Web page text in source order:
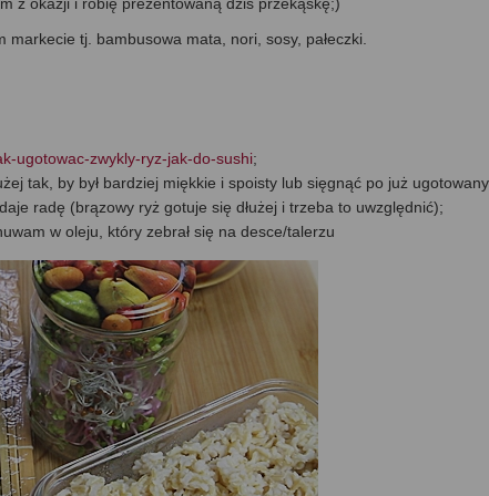
z okazji i robię prezentowaną dziś przekąskę;)
tj. bambusowa mata, nori, sosy, pałeczki.
ugotowac-zwykly-ryz-jak-do-sushi;
tak, by był bardziej miękkie i spoisty lub sięgnąć po już
radę (brązowy ryż gotuje się dłużej i trzeba to uwzględnić);
w oleju, który zebrał się na desce/talerzu